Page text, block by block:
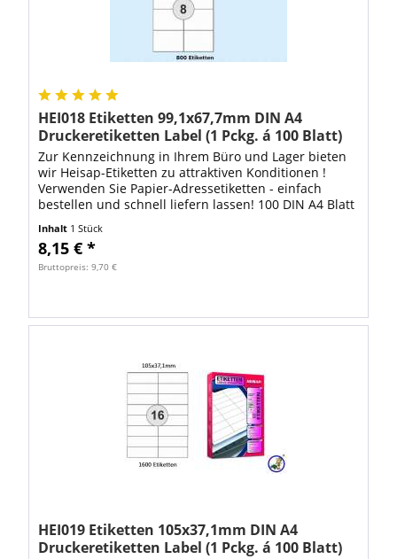
HEI018 Etiketten 99,1x67,7mm DIN A4
Druckeretiketten Label (1 Pckg. á 100 Blatt)
Zur Kennzeichnung in Ihrem Büro und Lager bieten
wir Heisap-Etiketten zu attraktiven Konditionen !
Verwenden Sie Papier-Adressetiketten - einfach
bestellen und schnell liefern lassen! 100 DIN A4 Blatt
Inhalt 1 Stück
8,15 € *
Bruttopreis: 9,70 €
HEI019 Etiketten 105x37,1mm DIN A4
Druckeretiketten Label (1 Pckg. á 100 Blatt)